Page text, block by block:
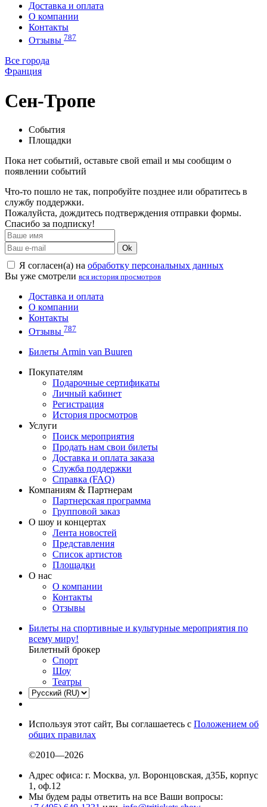
Доставка и оплата
О компании
Контакты
Отзывы 787
Все города
Франция
Сен-Тропе
События
Площадки
Пока нет событий, оставьте свой email и мы сообщим о
появлении событий
Что-то пошло не так, попробуйте позднее или обратитесь в
службу поддержки.
Пожалуйста, дождитесь подтверждения отправки формы.
Спасибо за подписку!
Ok
Я согласен(а) на обработку персональных данных
Вы уже смотрели вся история просмотров
Доставка и оплата
О компании
Контакты
Отзывы 787
Билеты Armin van Buuren
Покупателям
Подарочные сертификаты
Личный кабинет
Регистрация
История просмотров
Услуги
Поиск мероприятия
Продать нам свои билеты
Доставка и оплата заказа
Служба поддержки
Справка (FAQ)
Компаниям & Партнерам
Партнерская программа
Групповой заказ
О шоу и концертах
Лента новостей
Представления
Список артистов
Площадки
О нас
О компании
Контакты
Отзывы
Билеты на спортивные и культурные мероприятия по
всему миру!
Билетный брокер
Спорт
Шоу
Театры
Используя этот сайт, Вы соглашаетесь с Положением об
общих правилах
©2010—2026
Адрес офиса: г. Москва, ул. Воронцовская, д35Б, корпус
1, оф.12
Мы будем рады ответить на все Ваши вопросы: